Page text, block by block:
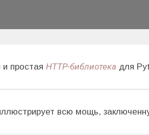
и простая HTTP-библиотека для
всю мощь,